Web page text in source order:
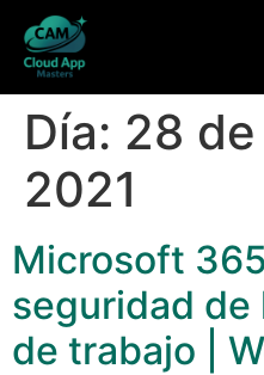
Día: 28
2021
Microsoft
seguridad de
de trabajo |